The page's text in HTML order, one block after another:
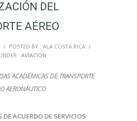
DEL
AÉREO
/ POSTED BY : ALA COSTA RICA /
: AVIACIÓN
ACADÉMICAS DE TRANSPORTE
AERONÁUTICO
DE ACUERDO DE SERVICIOS